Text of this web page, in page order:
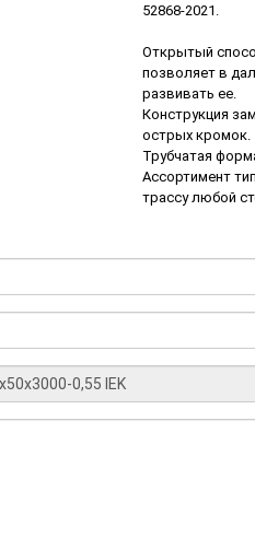
52868-2021.
Открытый
позволяет в
развивать ее.
Конструкция
острых кромок.
Трубчатая
Ассортимент
трассу любой